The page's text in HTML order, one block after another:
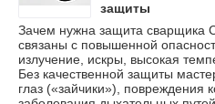
защиты
Зачем нужна защита сварщика
связаны с повышенной
излучение, искры, высокая
Без качественной защиты
глаз («зайчики»), повреждения